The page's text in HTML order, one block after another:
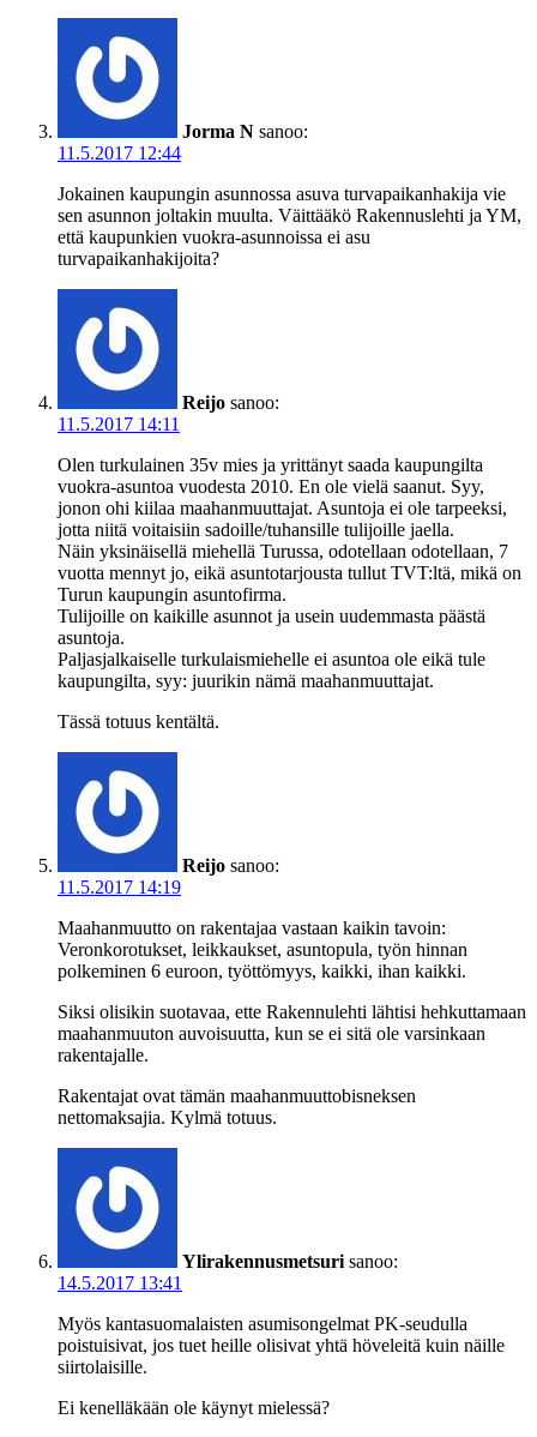
Jorma N sanoo:
11.5.2017 12:44
Jokainen kaupungin asunnossa asuva turvapaikanhakija vie
sen asunnon joltakin muulta. Väittääkö Rakennuslehti ja YM,
että kaupunkien vuokra-asunnoissa ei asu
turvapaikanhakijoita?
Reijo sanoo:
11.5.2017 14:11
Olen turkulainen 35v mies ja yrittänyt saada kaupungilta
vuokra-asuntoa vuodesta 2010. En ole vielä saanut. Syy,
jonon ohi kiilaa maahanmuuttajat. Asuntoja ei ole tarpeeksi,
jotta niitä voitaisiin sadoille/tuhansille tulijoille jaella.
Näin yksinäisellä miehellä Turussa, odotellaan odotellaan, 7
vuotta mennyt jo, eikä asuntotarjousta tullut TVT:ltä, mikä on
Turun kaupungin asuntofirma.
Tulijoille on kaikille asunnot ja usein uudemmasta päästä
asuntoja.
Paljasjalkaiselle turkulaismiehelle ei asuntoa ole eikä tule
kaupungilta, syy: juurikin nämä maahanmuuttajat.
Tässä totuus kentältä.
Reijo sanoo:
11.5.2017 14:19
Maahanmuutto on rakentajaa vastaan kaikin tavoin:
Veronkorotukset, leikkaukset, asuntopula, työn hinnan
polkeminen 6 euroon, työttömyys, kaikki, ihan kaikki.
Siksi olisikin suotavaa, ette Rakennulehti lähtisi hehkuttamaan
maahanmuuton auvoisuutta, kun se ei sitä ole varsinkaan
rakentajalle.
Rakentajat ovat tämän maahanmuuttobisneksen
nettomaksajia. Kylmä totuus.
Ylirakennusmetsuri sanoo:
14.5.2017 13:41
Myös kantasuomalaisten asumisongelmat PK-seudulla
poistuisivat, jos tuet heille olisivat yhtä höveleitä kuin näille
siirtolaisille.
Ei kenelläkään ole käynyt mielessä?